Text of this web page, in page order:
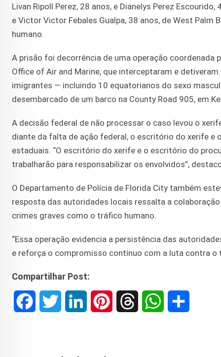
Livan Ripoll Perez, 28 anos, e Dianelys Perez
e Victor Victor Febales Gualpa, 38 anos, de West
humano.
A prisão foi decorrência de uma operação coordenada
Office of Air and Marine, que interceptaram e
imigrantes — incluindo 10 equatorianos do sexo
desembarcado de um barco na County Road 905, em
A decisão federal de não processar o caso levou o
diante da falta de ação federal, o escritório do xerife
estaduais. “O escritório do xerife e o escritório do
trabalharão para responsabilizar os envolvidos”,
O Departamento de Polícia de Florida City também
resposta das autoridades locais ressalta a
crimes graves como o tráfico humano.
“Essa operação evidencia a persistência das
e reforça o compromisso contínuo com a luta contra o
Compartilhar Post: